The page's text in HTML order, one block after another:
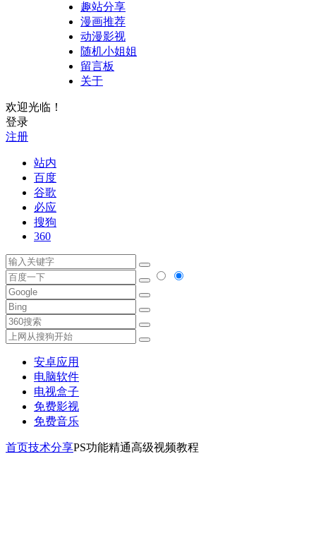
趣站分享
漫画推荐
动漫影视
随机小姐姐
留言板
关于
欢迎光临！
登录
注册
站内
百度
谷歌
必应
搜狗
360
安卓应用
电脑软件
电视盒子
免费影视
免费音乐
首页技术分享PS功能精通高级视频教程